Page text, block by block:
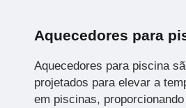
Aquecedores para
Aquecedores para piscina
projetados para elevar a
em piscinas,